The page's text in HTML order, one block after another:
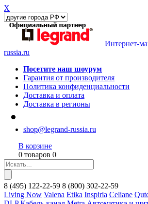
X
Интернет-
russia.ru
Посетите наш шоурум
Гарантия от производителя
Политика конфиденциальности
Доставка и оплата
Доставка в регионы
shop@legrand-russia.ru
В корзине
0 товаров 0
8 (495) 122-22-59 8 (800) 302-22-59
Living Now Valena Etika Inspiria Celiane